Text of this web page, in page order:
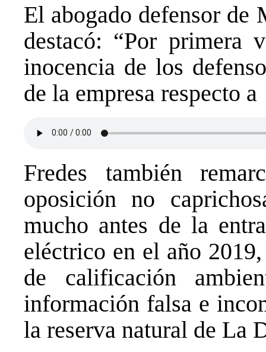
El abogado defensor de
destacó: “Por primera
inocencia de los
de la empresa respecto
Fredes también
oposición no
mucho antes de la
eléctrico en el año
de calificación
información falsa e
la reserva natural de La